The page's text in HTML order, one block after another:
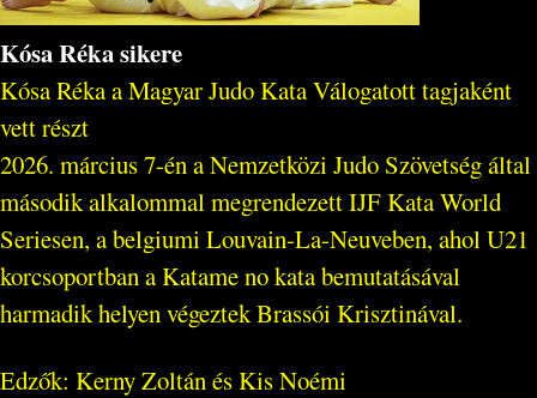
Kósa Réka sikere
Kósa Réka a Magyar Judo Kata Válogatott tagjaként
vett részt
2026. március 7-én a Nemzetközi Judo Szövetség által
második alkalommal megrendezett IJF Kata World
Seriesen, a belgiumi Louvain-La-Neuveben, ahol U21
korcsoportban a Katame no kata bemutatásával
harmadik helyen végeztek Brassói Krisztinával.
Edzők: Kerny Zoltán és Kis Noémi